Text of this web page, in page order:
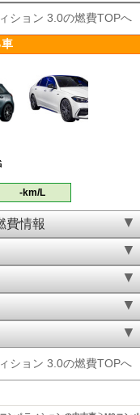
ション 3.0の燃費TOPへ
-km/L
費情報
ション 3.0の燃費TOPへ